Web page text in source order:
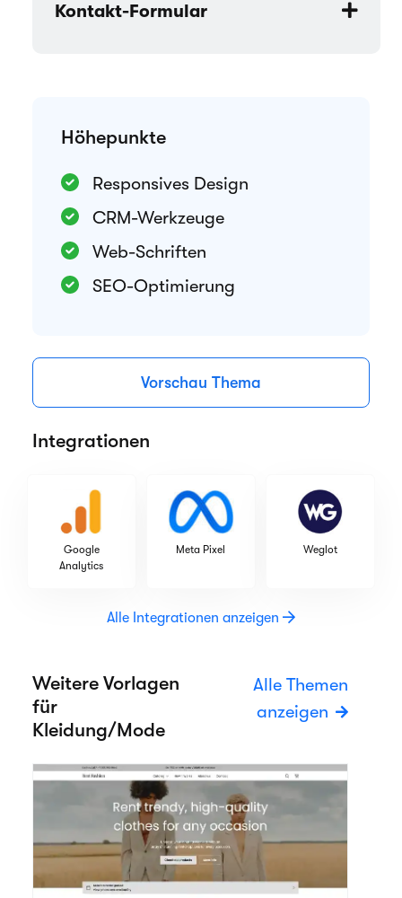
Kontakt-Formular
Höhepunkte
Responsives Design
CRM-Werkzeuge
Web-Schriften
SEO-Optimierung
Vorschau Thema
Integrationen
Google
Analytics
Meta Pixel Weglot
Alle Integrationen anzeigen
Weitere Vorlagen
für
Kleidung/Mode
Alle Themen
anzeigen